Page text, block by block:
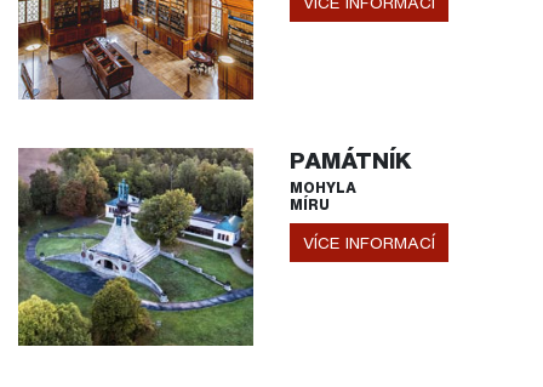
PAMÁTNÍK
MOHYLA
MÍRU
VÍCE INFORMACÍ